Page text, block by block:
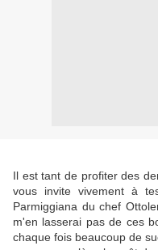
Il est tant de profiter des
vous invite vivement à
Parmiggiana du chef
m'en lasserai pas de ces
chaque fois beaucoup de